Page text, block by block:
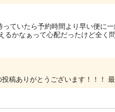
ていたら予約時間より早い便に
るかなぁって心配だったけど全く